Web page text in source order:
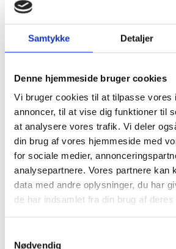
Samtykke Detaljer
Denne hjemmeside bruger cookies
Vi bruger cookies til at tilpasse vores
annoncer, til at vise dig funktioner til
at analysere vores trafik. Vi deler
din brug af vores hjemmeside med
for sociale medier,
analysepartnere. Vores partnere kan
data med andre oplysninger, du har
de har indsamlet fra din brug af deres
Nødvendig
50,00 kr.
Husum
Herreur med sten
75,00 kr.